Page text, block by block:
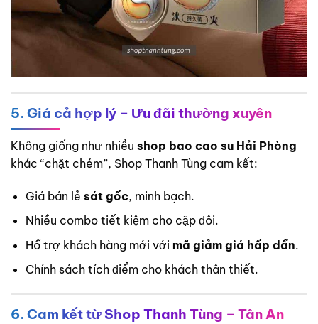
5. Giá cả hợp lý – Ưu đãi thường xuyên
Không giống như nhiều shop bao cao su Hải Phòng
khác “chặt chém”, Shop Thanh Tùng cam kết:
Giá bán lẻ sát gốc, minh bạch.
Nhiều combo tiết kiệm cho cặp đôi.
Hỗ trợ khách hàng mới với mã giảm giá hấp dẫn.
Chính sách tích điểm cho khách thân thiết.
6. Cam kết từ Shop Thanh Tùng – Tân An